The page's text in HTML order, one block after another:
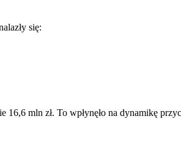
się:
16,6 mln zł. To wpłynęło na dynamikę